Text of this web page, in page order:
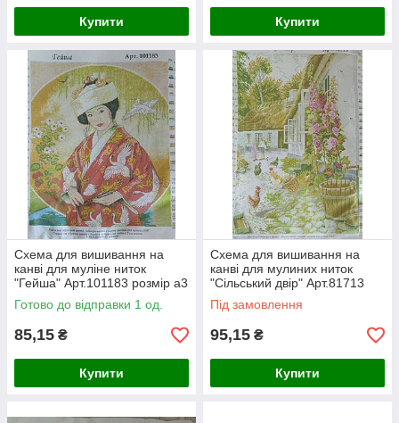
Купити Купити
Схема для вишивання на
канві для муліне ниток
"Гейша" Арт.101183 розмір а3
Готово до відправки 1 од.
85,15 ₴
Купити
Схема для вишивання на
канві для мулиних ниток
"Сільський двір" Арт.81713
розмір а3
Під замовлення
95,15 ₴
Купити